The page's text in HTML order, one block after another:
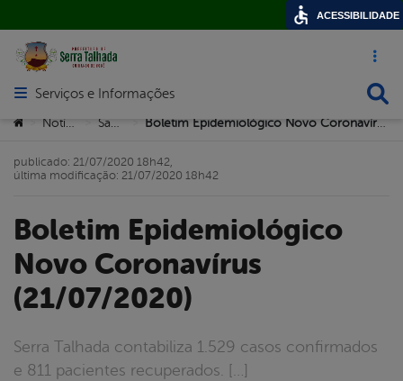
Acesso
Abrir menu principal de navegação
Serviços e Informações
Você está aqui:
> Notícias > >
Boletim Epidemiológico
Novo Coronavírus
(21/07/2020)
Serra Talhada contabiliza 1.529 casos confirmados
e 811 pacientes recuperados. […]
publicado: 21/07/2020 18h42,
última modificação: 21/07/2020 18h42
ACESSIBILIDADE